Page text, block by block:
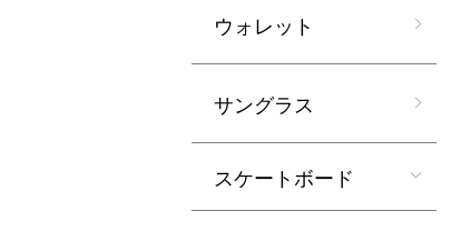
ウォレット
サングラス
スケートボード